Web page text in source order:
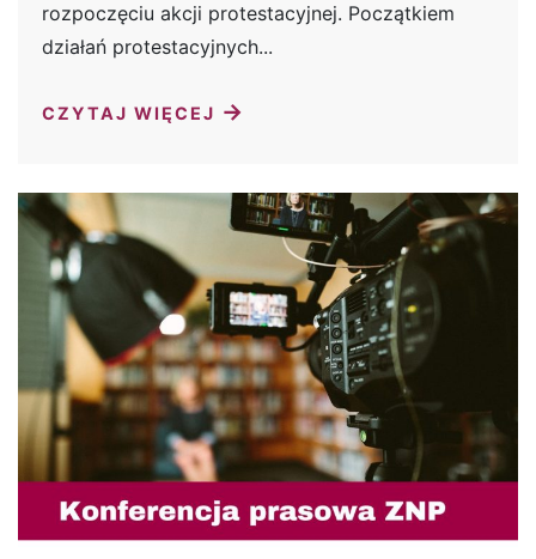
rozpoczęciu akcji protestacyjnej. Początkiem
działań protestacyjnych...
CZYTAJ WIĘCEJ →